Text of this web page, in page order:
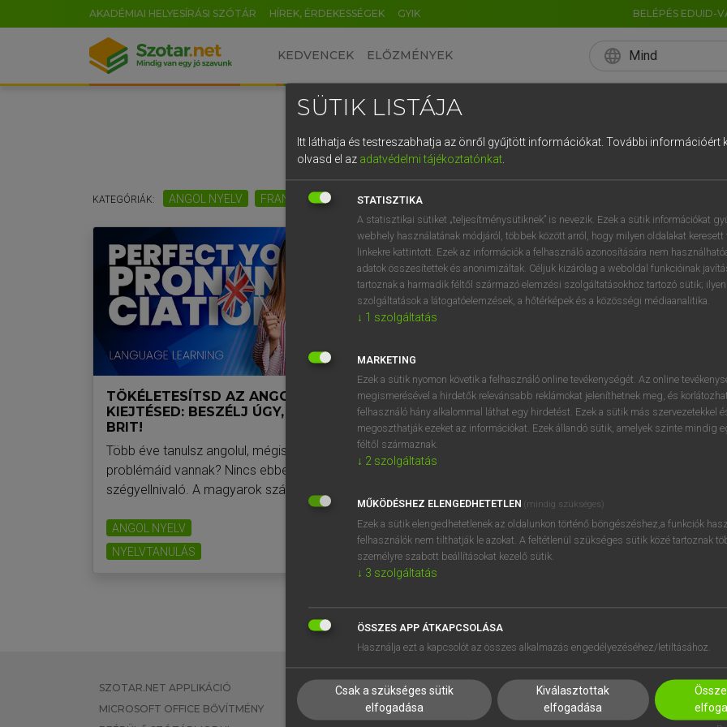
AKADÉMIAI HELYESÍRÁSI SZÓTÁR HÍREK, ÉRDEKESSÉGEK GYIK BELÉPÉS EDUID-
language Mind
KEDVENCEK ELŐZMÉNYEK
ANGOL KIEJTÉS
KATEGÓRIÁK: ANGOL NYELV FRANCIA NYELV HELYESÍRÁS
TÖKÉLETESÍTSD AZ ANGOL
KIEJTÉSED: BESZÉLJ ÚGY, MINT EGY
BRIT!
Több éve tanulsz angolul, mégis kiejtési
problémáid vannak? Nincs ebben semmi
szégyellnivaló. A magyarok számára …
ANGOL NYELV
NYELVTANULÁS
2019. 10. 24.
SZOTAR.NET APPLIKÁCIÓ
MICROSOFT OFFICE BŐVÍTMÉNY
EGYÉNI FELHASZNÁLÓKNAK
TANULÓKNAK
SÚGÓ
RÓLUNK
SÜTIK LISTÁJA
Itt láthatja és testreszabhatja az önről gyűjtött információkat. További információért
olvasd el az adatvédelmi tájékoztatónkat.
STATISZTIKA
A statisztikai sütiket „teljesítménysütiknek” is nevezik. Ezek a sütik információkat
webhely használatának módjáról, többek között arról, hogy milyen oldalakat keresett
linkekre kattintott. Ezek az információk a felhasználó azonosítására nem
adatok összesítettek és anonimizáltak. Céljuk kizárólag a weboldal funkcióinak
tartoznak a harmadik féltől származó elemzési szolgáltatásokhoz tartozó sütik;
szolgáltatások a látogatóelemzések, a hőtérképek és a közösségi médiaanalitika.
↓ 1 szolgáltatás
MARKETING
Ezek a sütik nyomon követik a felhasználó online tevékenységét. Az online
megismerésével a hirdetők relevánsabb reklámokat jeleníthetnek meg, és
felhasználó hány alkalommal láthat egy hirdetést. Ezek a sütik más szervezetekkel
megoszthatják ezeket az információkat. Ezek állandó sütik, amelyek szinte mindig
féltől származnak.
↓ 2 szolgáltatás
MŰKÖDÉSHEZ ELENGEDHETETLEN (mindig szükséges)
Ezek a sütik elengedhetetlenek az oldalunkon történő böngészéshez,a funkciók
felhasználók nem tilthatják le azokat. A feltétlenül szükséges sütik közé tartoznak
személyre szabott beállításokat kezelő sütik.
↓ 3 szolgáltatás
ÖSSZES APP ÁTKAPCSOLÁSA
Használja ezt a kapcsolót az összes alkalmazás engedélyezéséhez/letiltásához.
Csak a szükséges sütik
elfogadása
Kiválasztottak
elfogadása
EN HU DE CN FR ES IT NL RU
q w e
a s d f